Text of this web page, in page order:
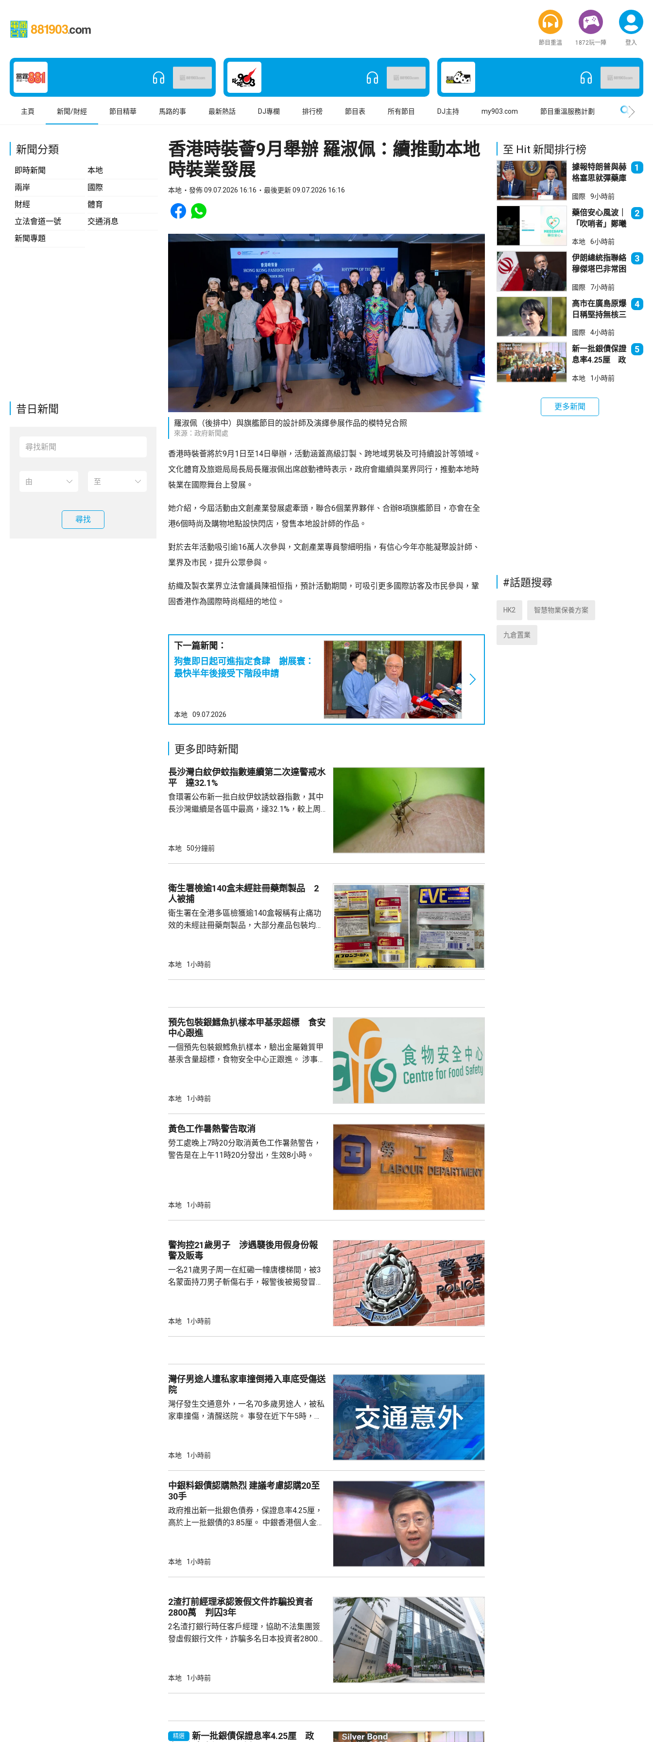
節目重溫 1872玩一陣 登入
主頁 新聞/財經 節目精華 馬路的事 最新熱話 DJ專欄 排行榜 節目表 所有節目 DJ主持 my903.com 節目重溫服務計劃
新聞分類
即時新聞
本地
兩岸
國際
財經
體育
立法會道一號
交通消息
新聞專題
昔日新聞
尋找
香港時裝薈9月舉辦 羅淑佩：續推動本地
時裝業發展
本地 發佈 09.07.2026 16:16 最後更新 09.07.2026 16:16
Share to Facebook
Share to WhatsApp
羅淑佩（後排中）與旗艦節目的設計師及演繹參展作品的模特兒合照
來源：政府新聞處
香港時裝薈將於9月1日至14日舉辦，活動涵蓋高級訂製、跨地域男裝及可持續設計等領域。
文化體育及旅遊局局長局長羅淑佩出席啟動禮時表示，政府會繼續與業界同行，推動本地時
裝業在國際舞台上發展。
她介紹，今屆活動由文創產業發展處牽頭，聯合6個業界夥伴、合辦8項旗艦節目，亦會在全
港6個時尚及購物地點設快閃店，發售本地設計師的作品。
對於去年活動吸引逾16萬人次參與，文創產業專員黎細明指，有信心今年亦能凝聚設計師、
業界及市民，提升公眾參與。
紡織及製衣業界立法會議員陳祖恒指，預計活動期間，可吸引更多國際訪客及市民參與，鞏
固香港作為國際時尚樞紐的地位。
下一篇新聞：
狗隻即日起可進指定食肆 謝展寰：
最快半年後接受下階段申請
本地 09.07.2026
更多即時新聞
長沙灣白紋伊蚊指數連續第二次達警戒水
平 達32.1%
食環署公布新一批白紋伊蚊誘蚊器指數，其中
長沙灣繼續是各區中最高，達32.1%，較上周
布廣泛；其餘都低於20%，藍田及秀茂坪
園、4個公共屋邨、4個私人屋苑、2個商場和1
個公共設施內有積水或積水容器，分別向有關
負責人發出共14張...
本地 50分鐘前
衛生署檢逾140盒未經註冊藥劑製品 2
人被捕
衛生署在全港多區檢獲逾140盒報稱有止痛功
效的未經註冊藥劑製品，大部分產品包裝均以
在3間店鋪檢獲這批報稱有止痛功效的未經註
非法管有未經註冊藥劑製品和第1部毒藥等被
警方拘捕，衛生署將在證據充分時向...
本地 1小時前
預先包裝銀鱈魚扒樣本甲基汞超標 食安
中心跟進
一個預先包裝銀鱈魚扒樣本，驗出金屬雜質甲
基汞含量超標，食物安全中心正跟進。 涉事產
日。中心透過恆常食物監測計劃，從一個網上
克，已指令涉事商戶將受影響批次產品停售和
下架，進口商亦正按中心指示回收，正追查...
本地 1小時前
黃色工作暑熱警告取消
勞工處晚上7時20分取消黃色工作暑熱警告，
警告是在上午11時20分發出，生效8小時。
本地 1小時前
警拘控21歲男子 涉遇襲後用假身份報
警及販毒
一名21歲男子周一在紅磡一幢唐樓梯間，被3
名蒙面持刀男子斬傷右手，報警後被揭發冒用
警方前日將他拘捕，暫控1項誤導警務人員和1
人被捕。
本地 1小時前
灣仔男途人遭私家車撞倒捲入車底受傷送
院
灣仔發生交通意外，一名70多歲男途人，被私
家車撞傷，清醒送院。 事發在近下午5時，傷
院治理。
本地 1小時前
中銀料銀債認購熱烈 建議考慮認購20至
30手
政府推出新一批銀色債券，保證息率4.25厘，
高於上一批銀債的3.85厘。 中銀香港個人金融
帶動股市和債市波動，令風險較低及收益穩定
引。他指，近年銀色債券的認購反應熱烈，每
年超過30萬人參與，預料今次認購人數會更
本地 1小時前
2渣打前經理承認簽假文件詐騙投資者
2800萬 判囚3年
2名渣打銀行時任客戶經理，協助不法集團簽
發虛假銀行文件，詐騙多名日本投資者2800萬
陳德政，連同同案另外兩名被告，在2015至
年判刑時稱，被告早有預謀犯案，嚴重違反誠
信，破壞投資者對銀...
本地 1小時前
精選
新一批銀債保證息率4.25厘 政
至 Hit 新聞排行榜
據報特朗普與赫
格塞思就彈藥庫
1
國際 9小時前
藥倍安心風波｜
「吹哨者」鄭曦
釋放
2
本地 6小時前
伊朗總統指聯絡
穆傑塔巴非常困
製造分裂
3
國際 7小時前
高市在廣島原爆
日稱堅持無核三
止步說明現狀
4
國際 4小時前
新一批銀債保證
息率4.25厘 政
吸引力
5
本地 1小時前
更多新聞
#話題搜尋
HK2 智慧物業保養方案
九倉置業